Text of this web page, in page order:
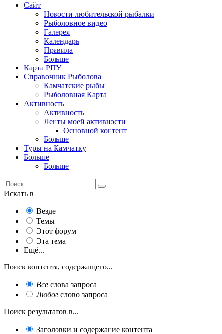
Сайт
Новости любительской рыбалки
Рыболовное видео
Галерея
Календарь
Правила
Больше
Карта РПУ
Справочник Рыболова
Камчатские рыбы
Рыболовная Карта
Активность
Активность
Ленты моей активности
Основной контент
Больше
Туры на Камчатку
Больше
Больше
Искать в
Везде
Темы
Этот форум
Эта тема
Ещё...
Поиск контента, содержащего...
Все слова запроса
Любое слово запроса
Поиск результатов в...
Заголовки и содержание контента